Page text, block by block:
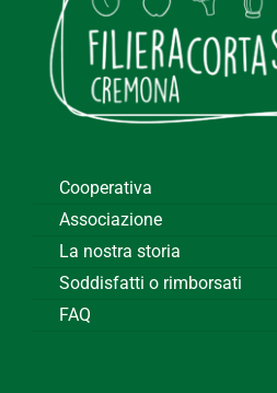
Cooperativa
Associazione
La nostra storia
Soddisfatti o rimborsati
FAQ